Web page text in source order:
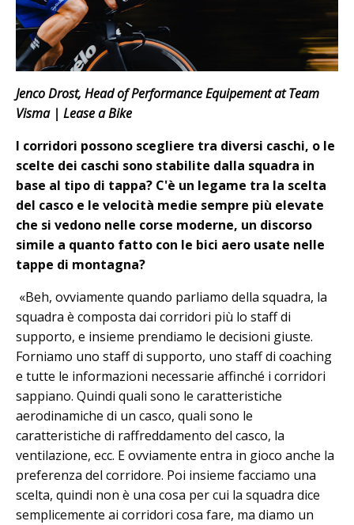
Jenco Drost, Head of Performance Equipement at Team
Visma | Lease a Bike
I corridori possono scegliere tra diversi caschi, o le
scelte dei caschi sono stabilite dalla squadra in
base al tipo di tappa? C'è un legame tra la scelta
del casco e le velocità medie sempre più elevate
che si vedono nelle corse moderne, un discorso
simile a quanto fatto con le bici aero usate nelle
tappe di montagna?
«Beh, ovviamente quando parliamo della squadra, la
squadra è composta dai corridori più lo staff di
supporto, e insieme prendiamo le decisioni giuste.
Forniamo uno staff di supporto, uno staff di coaching
e tutte le informazioni necessarie affinché i corridori
sappiano. Quindi quali sono le caratteristiche
aerodinamiche di un casco, quali sono le
caratteristiche di raffreddamento del casco, la
ventilazione, ecc. E ovviamente entra in gioco anche la
preferenza del corridore. Poi insieme facciamo una
scelta, quindi non è una cosa per cui la squadra dice
semplicemente ai corridori cosa fare, ma diamo un